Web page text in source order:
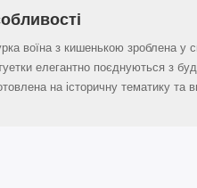
воїна з кишенькою зроблена у
елегантно поєднуються з
на історичну тематику та